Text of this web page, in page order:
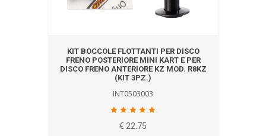
KIT BOCCOLE FLOTTANTI PER DISCO
FRENO POSTERIORE MINI KART E PER
DISCO FRENO ANTERIORE KZ MOD. R8KZ
(KIT 3PZ.)
INT0503003
€ 22.75